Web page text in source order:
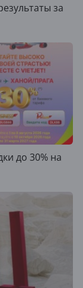
за
до 30% на